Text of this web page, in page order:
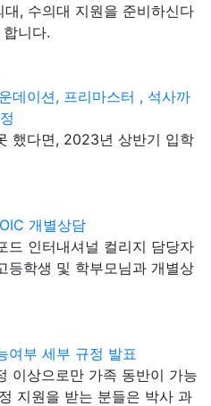
, 수의대 지원을 준비하신다
니다.
데이션, 프리마스터 , 석사까
했다면, 2023년 상반기 입학
개별상담
드 인터내셔널 컬리지 담당자
등학생 및 학부모님과 개별상
여부 세부 규정 발표
이상으로만 가족 동반이 가능
지원을 받는 분들은 박사 과